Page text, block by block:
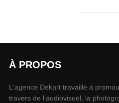
À PROPOS
L'agence Dekart travaille à
travers de l'audiovisuel, la